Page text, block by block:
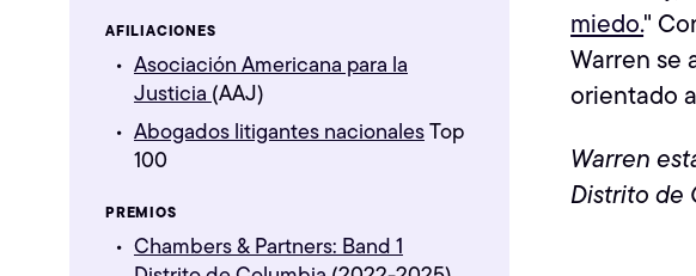
AFILIACIONES
Asociación Americana para la
Justicia (AAJ)
Abogados litigantes nacionalesTop
100
PREMIOS
Chambers & Partners: Band 1
miedo."
Warren se
orientado
Warren
Distrito de